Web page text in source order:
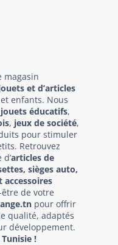
magasin
et d’articles
enfants. Nous
jouets éducatifs,
, jeux de société,
pour stimuler
Retrouvez
articles de
sièges auto,
accessoires
de votre
pour offrir
qualité, adaptés
développement.
!